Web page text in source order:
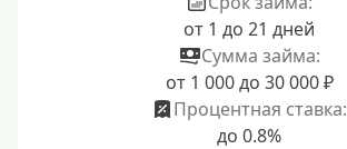
от 1 до 21 дней
Сумма займа:
от 1 000 до 30 000 ₽
Процентная ставка:
до 0.8%